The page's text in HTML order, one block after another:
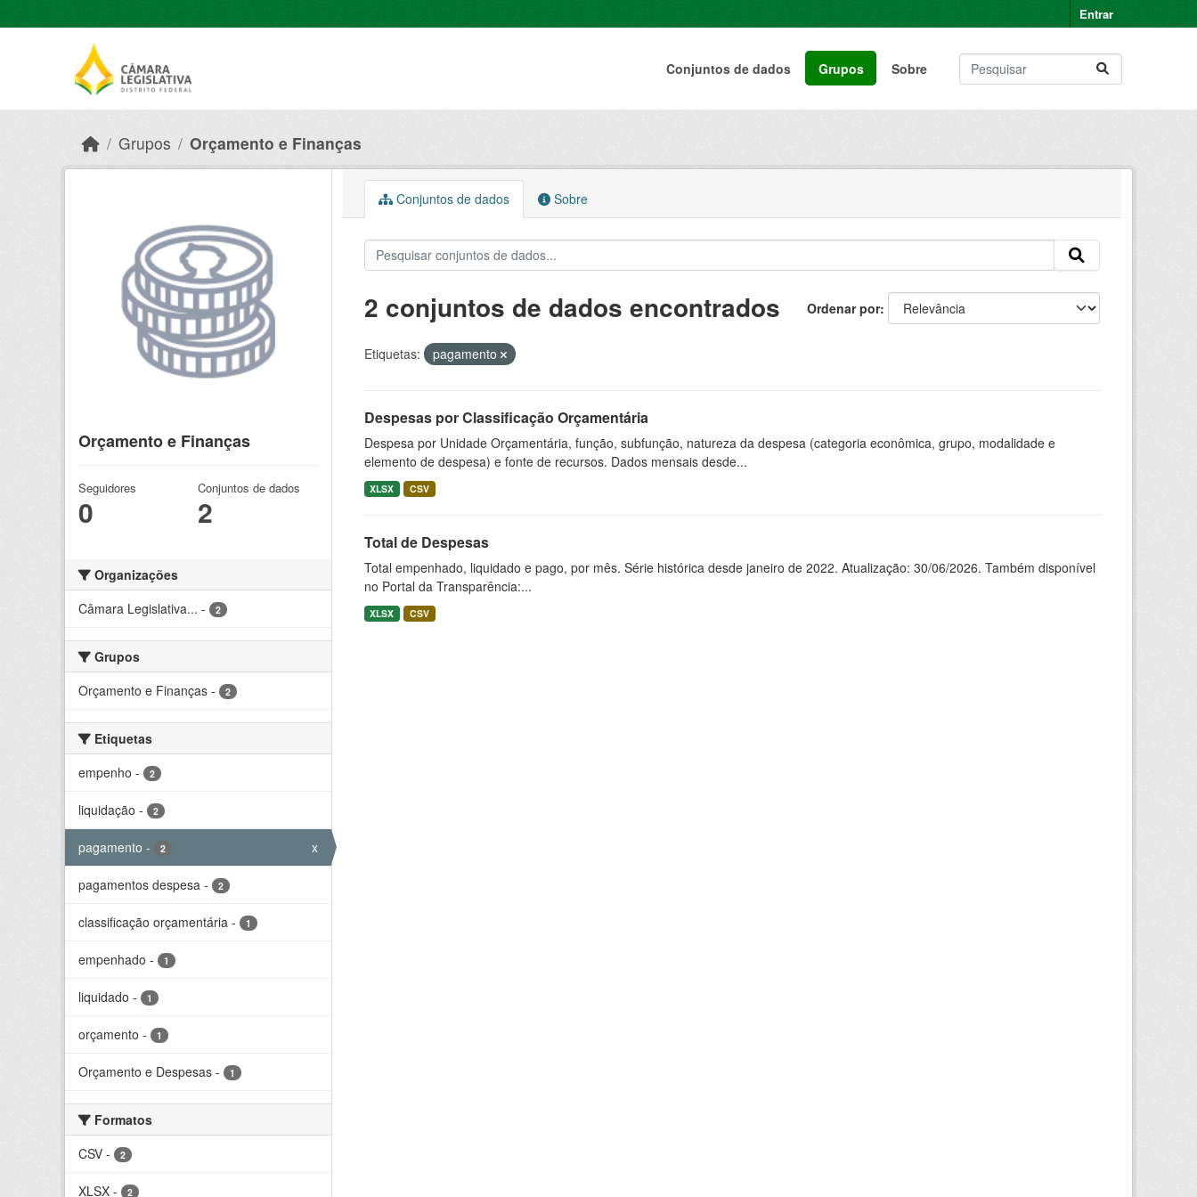
Entrar
Conjuntos de dados Grupos Sobre
Grupos Orçamento e Finanças
Orçamento e Finanças
Seguidores
0
Conjuntos de dados
2
Organizações
Câmara Legislativa... - 2
Grupos
Orçamento e Finanças - 2
Etiquetas
empenho - 2
liquidação - 2
pagamento - 2 x
pagamentos despesa - 2
classificação orçamentária - 1
empenhado - 1
liquidado - 1
orçamento - 1
Orçamento e Despesas - 1
Formatos
CSV - 2
XLSX - 2
Conjuntos de dados Sobre
Ordenar por
2 conjuntos de dados encontrados
Etiquetas: pagamento
Despesas por Classificação Orçamentária
Despesa por Unidade Orçamentária, função, subfunção, natureza da despesa (categoria econômica, grupo, modalidade e
elemento de despesa) e fonte de recursos. Dados mensais desde...
XLSX CSV
Total de Despesas
Total empenhado, liquidado e pago, por mês. Série histórica desde janeiro de 2022. Atualização: 30/06/2026. Também disponível
no Portal da Transparência:...
XLSX CSV